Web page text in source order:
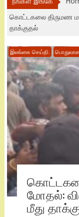
கொட்டகலை திருமண
தாக்குதல்
இலங்கை செய்தி.
மோதல்:
மீது